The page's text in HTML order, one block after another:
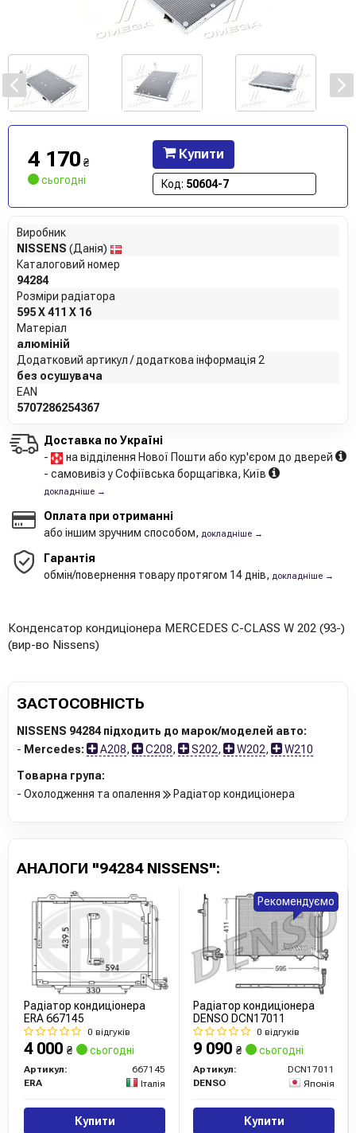
4 170 ₴
сьогодні
Купити
Код: 50604-7
Виробник
NISSENS (Данія)
Каталоговий номер
94284
Розміри радіатора
595 X 411 X 16
Матеріал
алюміній
Додатковий артикул / додаткова інформація 2
без осушувача
EAN
5707286254367
Доставка по Україні
-
на відділення Нової Пошти або кур'єром до дверей
- самовивіз у Софіївська борщагівка, Київ
докладніше →
Оплата при отриманні
або іншим зручним способом, докладніше →
Гарантія
обмін/повернення товару протягом 14 днів, докладніше →
Конденсатор кондиціонера MERCEDES C-CLASS W 202 (93-)
(вир-во Nissens)
ЗАСТОСОВНІСТЬ
NISSENS 94284 підходить до марок/моделей авто:
- Mercedes: A208, C208, S202, W202, W210
Товарна група:
- Охолодження та опалення
Радіатор кондиціонера
АНАЛОГИ "94284 NISSENS":
Радіатор кондиціонера
ERA 667145
0 відгуків
4 000 ₴ сьогодні
Артикул:
667145
ERA
Італія
Купити
Радіатор кондиціонера
DENSO DCN17011
0 відгуків
9 090 ₴ сьогодні
Артикул:
DCN17011
DENSO
Японія
Купити
Рекомендуємо